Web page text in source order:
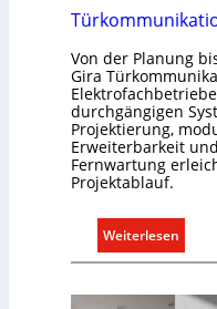
l
e
U
n
t
e
r
r
n
Von der Planung
Gira
durchgängigen
Projektierung,
Erweiterbarkeit
Fernwartung
Projektablauf.
Weiterlesen
T